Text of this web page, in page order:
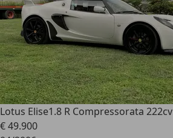
Lotus Elise1.8 R Compressorata 222cv
€ 49.900